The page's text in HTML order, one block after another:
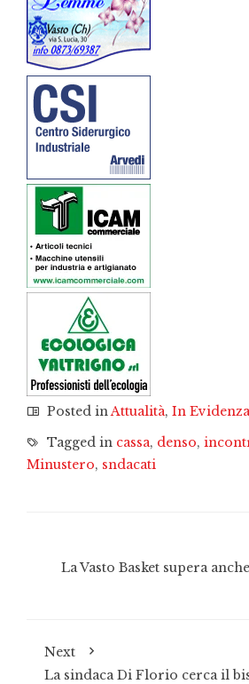
Posted inAttualità, In Evidenza
Tagged in cassa, denso,
Minustero, sndacati
La Vasto Basket supera
Next
La sindaca Di Florio cerca il